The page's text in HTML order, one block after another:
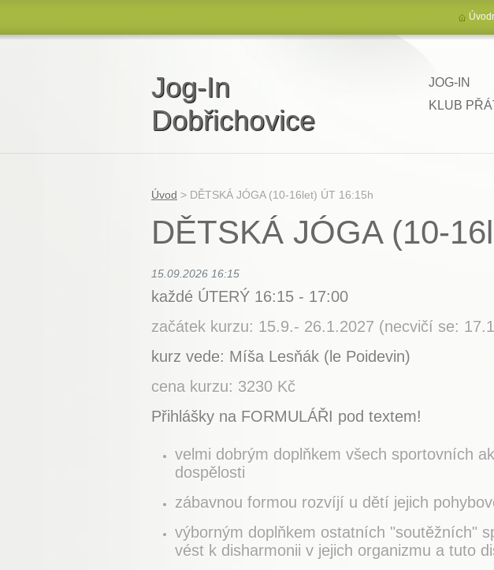
Jog-In
Dobřichovice
JOG-IN
KLUB
Úvod > DĚTSKÁ JÓGA (10-16let) ÚT 16:15h
DĚTSKÁ JÓGA (10-
15.09.2026 16:15
každé ÚTERÝ 16:15 - 17:00
začátek kurzu: 15.9.- 26.1.2027 (necvičí se:
kurz vede: Míša Lesňák (le Poidevin)
cena kurzu: 3230 Kč
Přihlášky na FORMULÁŘI pod textem!
velmi dobrým doplňkem všech sportovních
dospělosti
zábavnou formou rozvíjí u dětí jejich
výborným doplňkem ostatních "soutěžních"
vést k disharmonii v jejich organizmu a tuto